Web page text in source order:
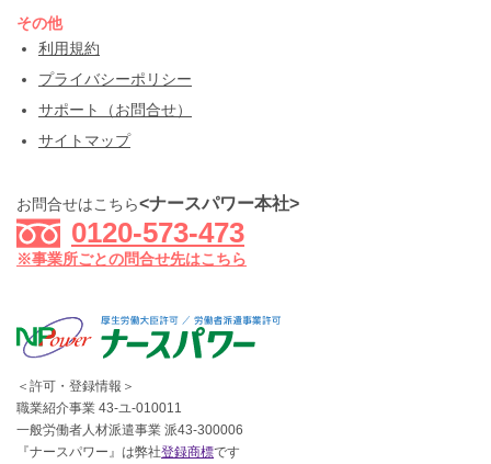
その他
利用規約
プライバシーポリシー
サポート（お問合せ）
サイトマップ
お問合せはこちら<ナースパワー本社>
0120-573-473
※事業所ごとの問合せ先はこちら
＜許可・登録情報＞
職業紹介事業 43-ユ-010011
一般労働者人材派遣事業 派43-300006
『ナースパワー』は弊社登録商標です